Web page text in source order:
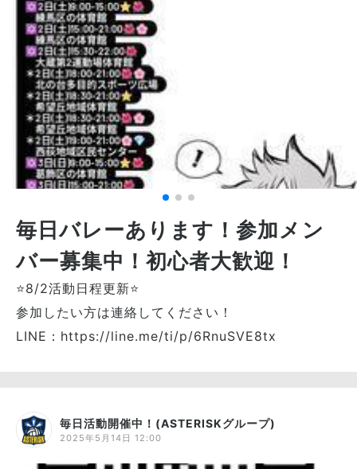
毎日バレーあります！参加メン
バー募集中！初心者大歓迎！
⭐8/2活動日程更新⭐
参加したい方は連絡してください！
LINE：https://line.me/ti/p/6RnuSVE8tx
毎日活動開催中！(ASTERISKグループ)
2025年5月14日 12:00